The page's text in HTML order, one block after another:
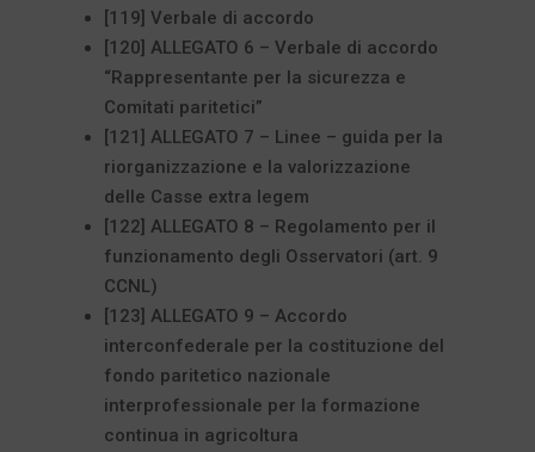
[119] Verbale di accordo
[120] ALLEGATO 6 – Verbale di accordo
“Rappresentante per la sicurezza e
Comitati paritetici”
[121] ALLEGATO 7 – Linee – guida per la
riorganizzazione e la valorizzazione
delle Casse extra legem
[122] ALLEGATO 8 – Regolamento per il
funzionamento degli Osservatori (art. 9
CCNL)
[123] ALLEGATO 9 – Accordo
interconfederale per la costituzione del
fondo paritetico nazionale
interprofessionale per la formazione
continua in agricoltura